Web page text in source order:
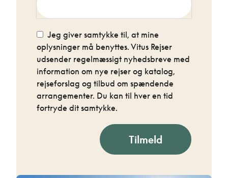
Jeg giver samtykke til, at mine
oplysninger må benyttes. Vitus Rejser
udsender regelmæssigt nyhedsbreve med
information om nye rejser og katalog,
rejseforslag og tilbud om spændende
arrangementer. Du kan til hver en tid
fortryde dit samtykke.
Tilmeld